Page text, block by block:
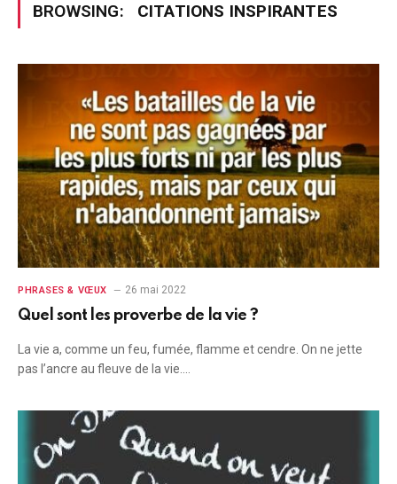
BROWSING: CITATIONS INSPIRANTES
PHRASES & VŒUX 26 mai 2022
Quel sont les proverbe de la vie ?
La vie a, comme un feu, fumée, flamme et cendre. On ne jette
pas l’ancre au fleuve de la vie.…